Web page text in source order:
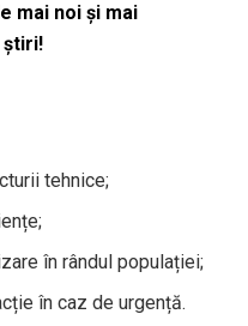
mai noi și mai
tehnice;
în rândul populației;
în caz de urgență.